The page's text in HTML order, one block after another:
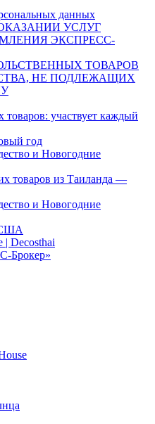
данных
УСЛУГ
ЭКСПРЕСС-
ТОВАРОВ
НЕ ПОДЛЕЖАЩИХ
участвует каждый
год
и Новогодние
товаров из Таиланда —
и Новогодние
США
| Decosthai
Брокер»